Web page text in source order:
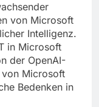
von Microsoft
Intelligenz.
in Microsoft
der OpenAI-
von Microsoft
Bedenken in